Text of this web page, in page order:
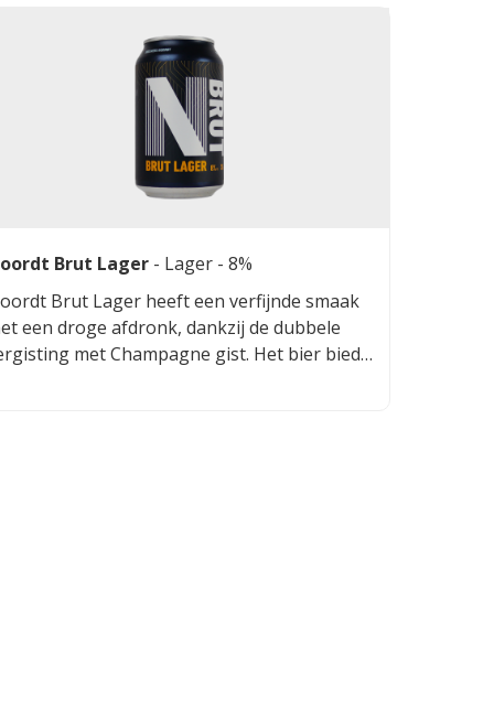
Brut Lager - Lager - 8%
Brut Lager heeft een verfijnde smaak
een droge afdronk, dankzij de dubbele
met Champagne gist. Het bier biedt